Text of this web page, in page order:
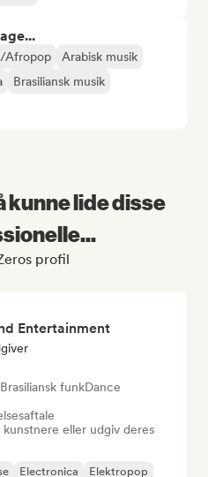
Afropop
Arabisk musik
Brasiliansk musik
kunne lide disse
profil
Entertainment
Brasiliansk funkDance
eller udgiv deres
Electronica Elektropop